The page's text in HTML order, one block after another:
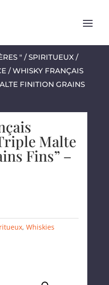
" /SPIRITUEUX/
/ WHISKY FRANÇAIS
FINITION GRAINS
Malte
Fins” –
, Whiskies